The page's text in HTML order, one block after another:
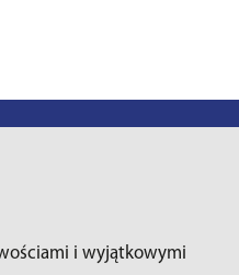
i wyjątkowymi